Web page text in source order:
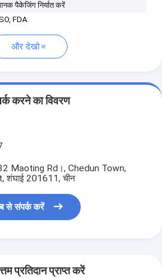
पैकेजिंग निर्यात करें
FDA
और देखो
करने का विवरण
Maoting Rd।, Chedun Town,
शंघाई 201611, चीन
से संपर्क करें
प्रतिदान प्राप्त करें